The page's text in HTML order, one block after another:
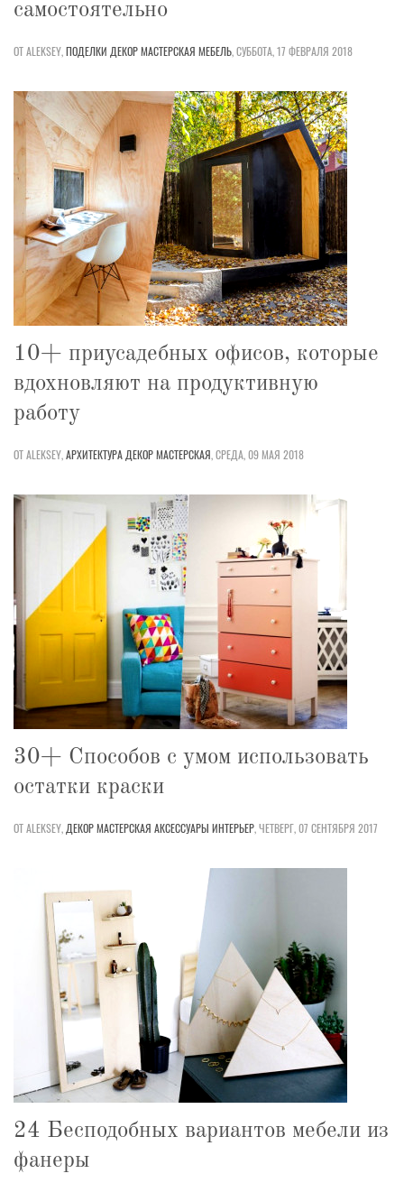
самостоятельно
ОТ ALEKSEY,ПОДЕЛКИ ДЕКОРМАСТЕРСКАЯ МЕБЕЛЬ,СУББОТА, 17 ФЕВРАЛЯ 2018
10+ приусадебных офисов, которые
вдохновляют на продуктивную
работу
ОТ ALEKSEY,АРХИТЕКТУРА ДЕКОРМАСТЕРСКАЯ,СРЕДА, 09 МАЯ 2018
30+ Способов с умом использовать
остатки краски
ОТ ALEKSEY, ДЕКОРМАСТЕРСКАЯ АКСЕССУАРЫ ИНТЕРЬЕР,ЧЕТВЕРГ, 07 СЕНТЯБРЯ 2017
24 Бесподобных вариантов мебели из
фанеры